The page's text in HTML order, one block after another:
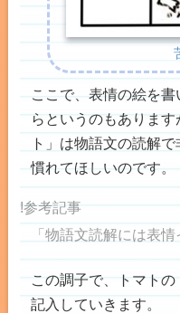
ここで、表情の絵を
らというのもありま
ト」は物語文の読解
慣れてほしいのです。
!参考記事
「物語文読解には表情
この調子で、トマト
記入していきます。